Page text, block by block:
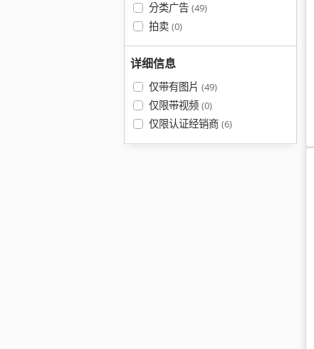
分类广告 (49)
拍卖 (0)
详细信息
仅带有图片 (49)
仅限带视频 (0)
仅限认证经销商 (6)